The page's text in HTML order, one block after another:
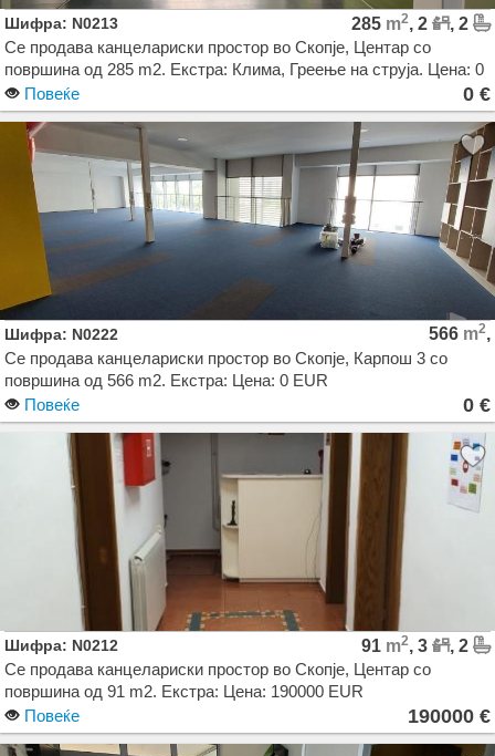
Шифра: N0213 285 m2, 2
, 2
Се продава канцелариски простор во Скопје, Центар со
површина од 285 m2. Екстра: Клима, Греење на струја. Цена: 0
EURПовеќе 0 €
Шифра: N0222 566 m2,
Се продава канцелариски простор во Скопје, Карпош 3 со
површина од 566 m2. Екстра: Цена: 0 EUR
Повеќе
0 €
Шифра: N0212 91 m2, 3
, 2
Се продава канцелариски простор во Скопје, Центар со
површина од 91 m2. Екстра: Цена: 190000 EUR
Повеќе
190000 €